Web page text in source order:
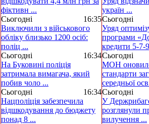
фіктивн ...
Сьогодні
16:35
Виключили з військового
обліку близько 1200 осіб:
поліц ...
Сьогодні
16:34
На Буковині поліція
затримала вимагача, який
побив чоло ...
Сьогодні
16:34
Нацполіція забезпечила
відшкодування до бюджету
понад 8 ...
україн ...
Сьогодні
Уряд
програми
кредити 5-7-
Сьогодні
МОН
стандарти
середньої
Сьогодні
У
розглянули
вилучення ...